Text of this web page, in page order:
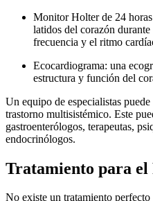
Monitor Holter de 24
latidos del corazón
frecuencia y el ritmo
Ecocardiograma: una
estructura y función del
Un equipo de especialistas
trastorno multisistémico. Este
gastroenterólogos, terapeutas,
endocrinólogos.
Tratamiento para el
No existe un tratamiento